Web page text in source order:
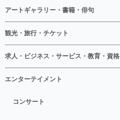
アートギャラリー・書籍・俳句
観光・旅行・チケット
求人・ビジネス・サービス・教育・資格
エンターテイメント
コンサート